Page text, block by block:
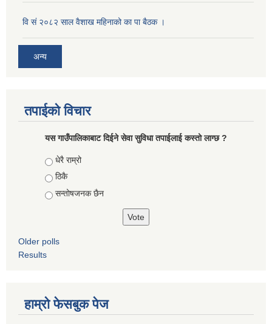
वि सं २०८२ साल वैशाख महिनाको का पा बैठक ।
अन्य
तपाईको विचार
यस गाउँपालिकाबाट दिईने सेवा सुविधा तपाईलाई कस्तो लाग्छ ?
Choices
धेरै राम्रो
ठिकै
सन्तोषजनक छैन
Older polls
Results
हाम्रो फेसबुक पेज